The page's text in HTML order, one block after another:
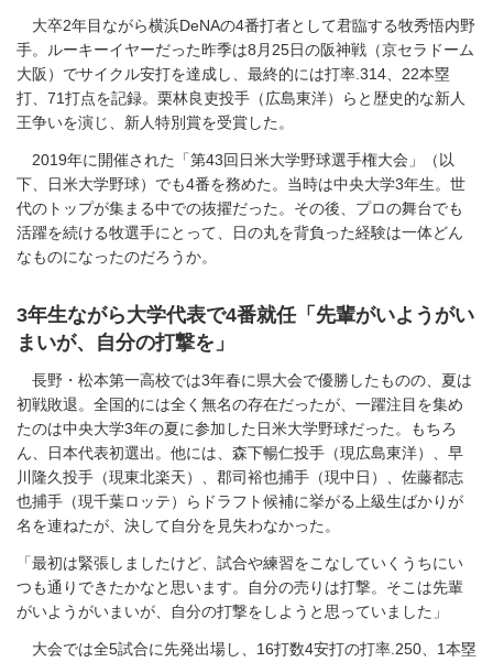
大卒2年目ながら横浜DeNAの4番打者として君臨する牧秀悟内野
手。ルーキーイヤーだった昨季は8月25日の阪神戦（京セラドーム
大阪）でサイクル安打を達成し、最終的には打率.314、22本塁
打、71打点を記録。栗林良吏投手（広島東洋）らと歴史的な新人
王争いを演じ、新人特別賞を受賞した。
2019年に開催された「第43回日米大学野球選手権大会」（以
下、日米大学野球）でも4番を務めた。当時は中央大学3年生。世
代のトップが集まる中での抜擢だった。その後、プロの舞台でも
活躍を続ける牧選手にとって、日の丸を背負った経験は一体どん
なものになったのだろうか。
3年生ながら大学代表で4番就任「先輩がいようがい
まいが、自分の打撃を」
長野・松本第一高校では3年春に県大会で優勝したものの、夏は
初戦敗退。全国的には全く無名の存在だったが、一躍注目を集め
たのは中央大学3年の夏に参加した日米大学野球だった。もちろ
ん、日本代表初選出。他には、森下暢仁投手（現広島東洋）、早
川隆久投手（現東北楽天）、郡司裕也捕手（現中日）、佐藤都志
也捕手（現千葉ロッテ）らドラフト候補に挙がる上級生ばかりが
名を連ねたが、決して自分を見失わなかった。
「最初は緊張しましたけど、試合や練習をこなしていくうちにい
つも通りできたかなと思います。自分の売りは打撃。そこは先輩
がいようがいまいが、自分の打撃をしようと思っていました」
大会では全5試合に先発出場し、16打数4安打の打率.250、1本塁